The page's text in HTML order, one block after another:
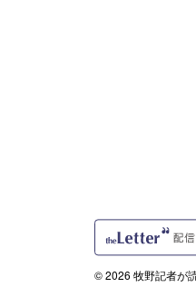
© 2026 牧野記者が